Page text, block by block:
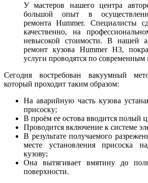
У мастеров нашего центра
большой опыт в
ремонта Hummer. Специалисты
качественно, на
невысокой стоимости. В нашей
ремонт кузова Hummer H3,
услуги проводятся по современным
Сегодня востребован вакуумный
который проходит таким образом:
На аварийную часть кузова
присоску;
В проём ее остова вводится полый
Проводится включение к системе
В результате получаемого
месте установления присоска
кузову;
Она вытягивает вмятину до
поверхности.